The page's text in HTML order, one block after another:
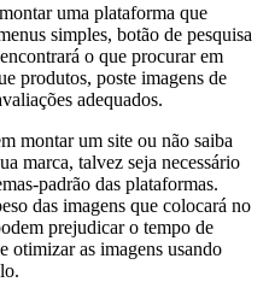
uma plataforma que
simples, botão de pesquisa
o que procurar em
produtos, poste imagens de
adequados.
montar um site ou não saiba
marca, talvez seja necessário
padrão das plataformas.
das imagens que colocará no
prejudicar o tempo de
otimizar as imagens usando